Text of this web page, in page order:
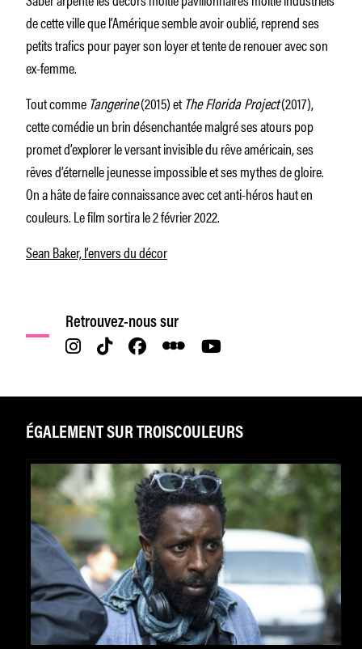
de cette ville que l’Amérique semble avoir oublié, reprend ses
petits trafics pour payer son loyer et tente de renouer avec son
ex-femme.
Tout comme Tangerine(2015) etThe Florida Project(2017),
cette comédie un brin désenchantée malgré ses atours pop
promet d’explorer le versant invisible du rêve américain, ses
rêves d’éternelle jeunesse impossible et ses mythes de gloire.
On a hâte de faire connaissance avec cet anti-héros haut en
couleurs. Le film sortira le 2 février 2022.
Sean Baker, l’envers du décor
Retrouvez-nous sur
ÉGALEMENT SUR TROISCOULEURS